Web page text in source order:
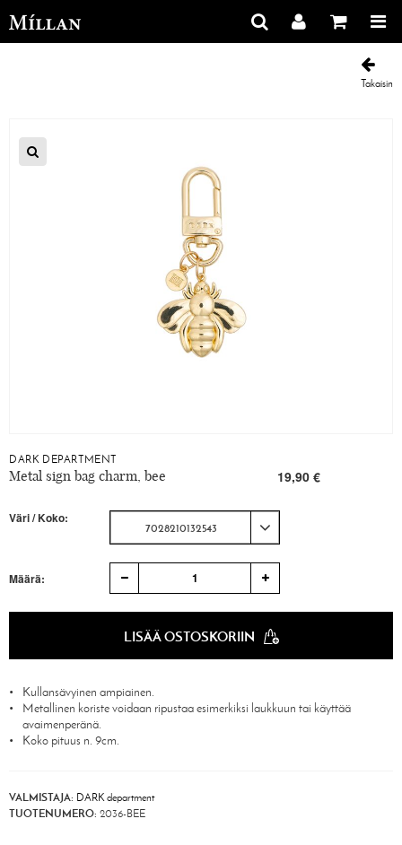
Takaisin
DARK DEPARTMENT
Metal sign bag charm, bee 19,90 €
Väri / Koko:
7028210132543
Määrä: 1
LISÄÄ OSTOSKORIIN
Kullansävyinen ampiainen.
Metallinen koriste voidaan ripustaa esimerkiksi laukkuun tai käyttää
avaimenperänä.
Koko pituus n. 9cm.
VALMISTAJA: DARK department
TUOTENUMERO: 2036-BEE